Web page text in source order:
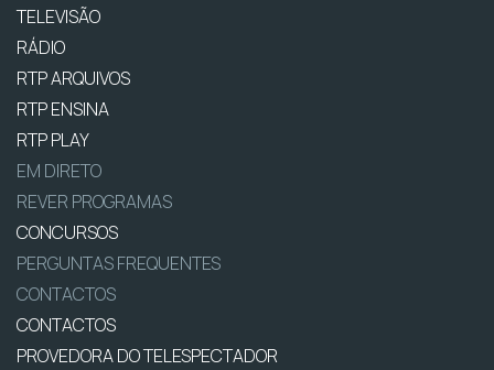
TELEVISÃO
RÁDIO
RTP ARQUIVOS
RTP ENSINA
RTP PLAY
EM DIRETO
REVER PROGRAMAS
CONCURSOS
PERGUNTAS FREQUENTES
CONTACTOS
CONTACTOS
PROVEDORA DO TELESPECTADOR